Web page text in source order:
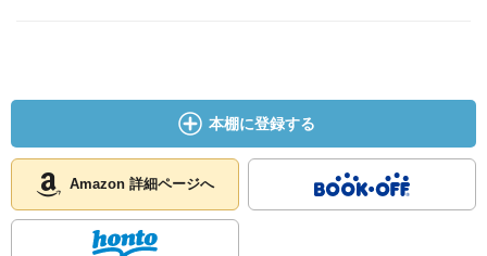
本棚に登録する
Amazon 詳細ページへ